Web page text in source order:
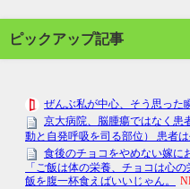
ピックアップ記事